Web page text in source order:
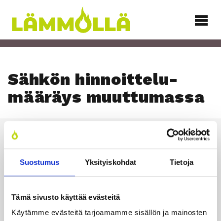
Suostumus Yksityiskohdat Tietoja
Tämä sivusto käyttää evästeitä
Käytämme evästeitä tarjoamamme sisällön ja mainosten
sisältöön
Lämmöllä
Säh­kön hin­noit­te­lu­
mää­räys muut­tu­mas­sa
Läm­möl­lä
TILAA UUTIS­KIR­JE